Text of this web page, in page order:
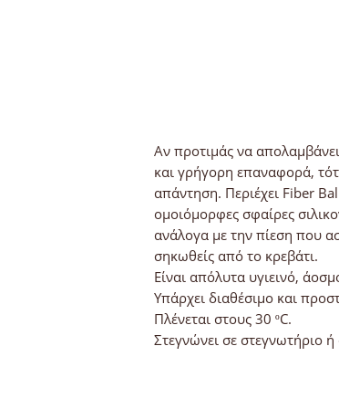
Αν προτιμάς να
και γρήγορη επαναφορά,
απάντηση. Περιέχει Fiber
ομοιόμορφες σφαίρες
ανάλογα με την πίεση που
σηκωθείς από το κρεβάτι.
Είναι απόλυτα υγιεινό,
Υπάρχει διαθέσιμο και
Πλένεται στους 30 ºC.
Στεγνώνει σε στεγνωτήριο